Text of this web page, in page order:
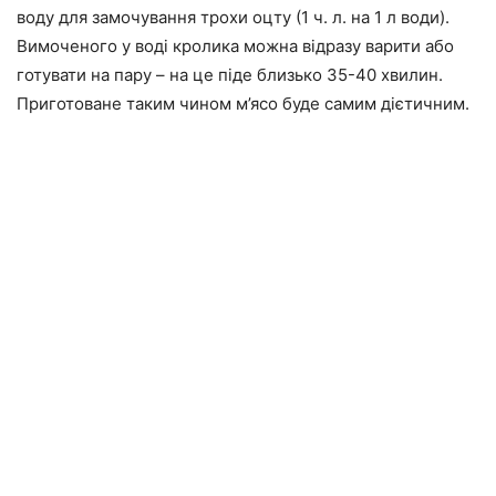
воду для замочування трохи оцту (1 ч. л. на 1 л води).
Вимоченого у воді кролика можна відразу варити або
готувати на пару – на це піде близько 35-40 хвилин.
Приготоване таким чином м’ясо буде самим дієтичним.